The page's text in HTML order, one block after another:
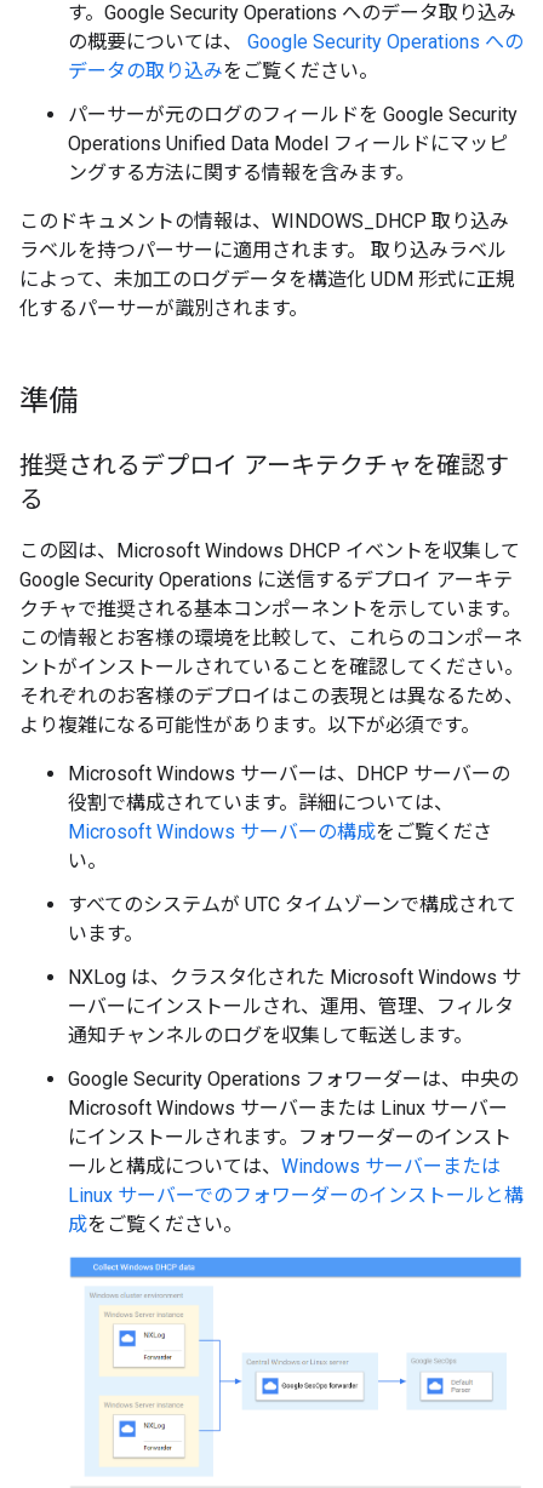
す。Google Security Operations へのデータ取り込み
の概要については、 Google Security Operations への
データの取り込みをご覧ください。
パーサーが元のログのフィールドを Google Security
Operations Unified Data Model フィールドにマッピ
ングする方法に関する情報を含みます。
このドキュメントの情報は、WINDOWS_DHCP 取り込み
ラベルを持つパーサーに適用されます。 取り込みラベル
によって、未加工のログデータを構造化 UDM 形式に正規
化するパーサーが識別されます。
準備
推奨されるデプロイ アーキテクチャを確認す
る
この図は、Microsoft Windows DHCP イベントを収集して
Google Security Operations に送信するデプロイ アーキテ
クチャで推奨される基本コンポーネントを示しています。
この情報とお客様の環境を比較して、これらのコンポーネ
ントがインストールされていることを確認してください。
それぞれのお客様のデプロイはこの表現とは異なるため、
より複雑になる可能性があります。以下が必須です。
Microsoft Windows サーバーは、DHCP サーバーの
役割で構成されています。詳細については、
Microsoft Windows サーバーの構成をご覧くださ
い。
すべてのシステムが UTC タイムゾーンで構成されて
います。
NXLog は、クラスタ化された Microsoft Windows サ
ーバーにインストールされ、運用、管理、フィルタ
通知チャンネルのログを収集して転送します。
Google Security Operations フォワーダーは、中央の
Microsoft Windows サーバーまたは Linux サーバー
にインストールされます。フォワーダーのインスト
ールと構成については、 Windows サーバーまたは
Linux サーバーでのフォワーダーのインストールと構
成をご覧ください。